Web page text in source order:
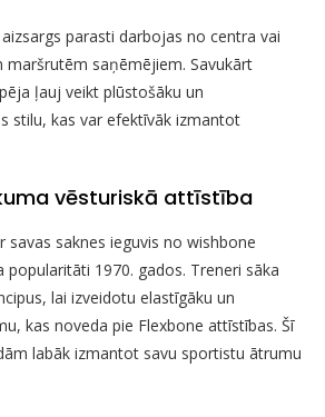
parasti darbojas no centra vai
saņēmējiem. Savukārt
ļauj veikt plūstošāku un
stilu, kas var efektīvāk izmantot
vēsturiskā attīstība
savas saknes ieguvis no wishbone
popularitāti 1970. gados. Treneri sāka
lai izveidotu elastīgāku un
kas noveda pie Flexbone attīstības. Šī
labāk izmantot savu sportistu ātrumu